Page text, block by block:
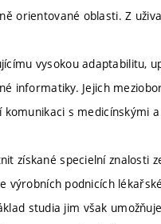
orientované oblasti. Z
vysokou adaptabilitu,
informatiky. Jejich
s medicínskými
získané specielní znalosti
výrobních podnicích
studia jim však